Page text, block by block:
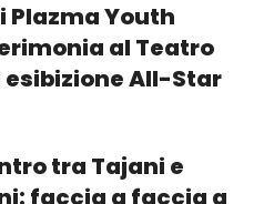
Plazma Youth
al Teatro
All-Star
tra Tajani e
faccia a faccia a